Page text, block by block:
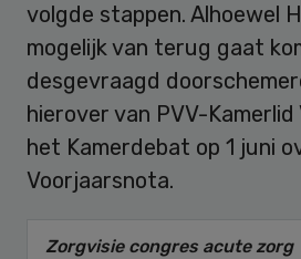
volgde stappen. Alhoewel
mogelijk van terug gaat
desgevraagd
hierover van PVV-Kamerlid
het Kamerdebat op 1 juni
Voorjaarsnota.
Zorgvisie congres acute zorg